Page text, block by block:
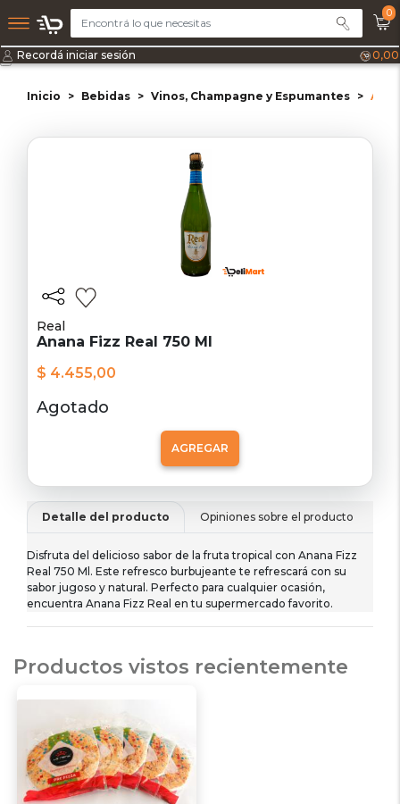
0
Recordá iniciar sesión 0,00
Inicio Bebidas Vinos, Champagne y Espumantes
Real
Anana Fizz Real 750 Ml
$ 4.455,00
Agotado
AGREGAR
Detalle del producto Opiniones sobre el producto
Disfruta del delicioso sabor de la fruta tropical con Anana Fizz
Real 750 Ml. Este refresco burbujeante te refrescará con su
sabor jugoso y natural. Perfecto para cualquier ocasión,
encuentra Anana Fizz Real en tu supermercado favorito.
Productos vistos recientemente